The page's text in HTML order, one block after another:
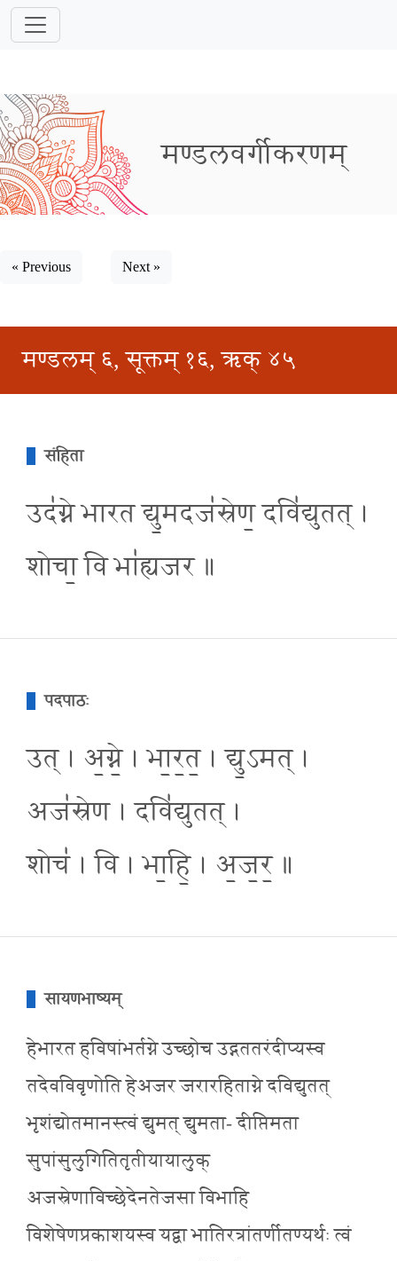
मण्डलवर्गीकरणम्
« Previous Next »
मण्डलम् ६, सूक्तम् १६, ऋक् ४५
संहिता
उद॑ग्ने भारत द्यु॒मदज॑स्रेण॒ दवि॑द्युतत् ।
शोचा॒ वि भा॑ह्यजर ॥
पदपाठः
उत् । अ॒ग्ने॒ । भा॒र॒त॒ । द्यु॒ऽमत् ।
अज॑स्रेण । दवि॑द्युतत् ।
शोच॑ । वि । भा॒हि॒ । अ॒ज॒र॒ ॥
सायणभाष्यम्
हेभारत हविषांभर्तग्ने उच्छोच उद्गततरंदीप्यस्व
तदेवविवृणोति हेअजर जरारहिताग्ने दविद्युतत्
भृशंद्योतमानस्त्वं द्युमत् द्युमता- दीप्तिमता
सुपांसुलुगितितृतीयायालुक्
अजस्रेणाविच्छेदेनतेजसा विभाहि
विशेषेणप्रकाशयस्व यद्वा भातिरत्रांतर्णीतण्यर्थः त्वं